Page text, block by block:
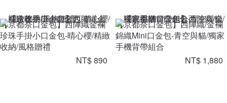
【京都奈口金包】西陣織金襴
珍珠手掛小口金包-晴心櫻/精緻
收納/風格贈禮
NT$ 890
【京都奈口金包】西陣織/金襴
錦織Mini口金包-青空與貓/獨家
手機背帶組合
NT$ 1,880